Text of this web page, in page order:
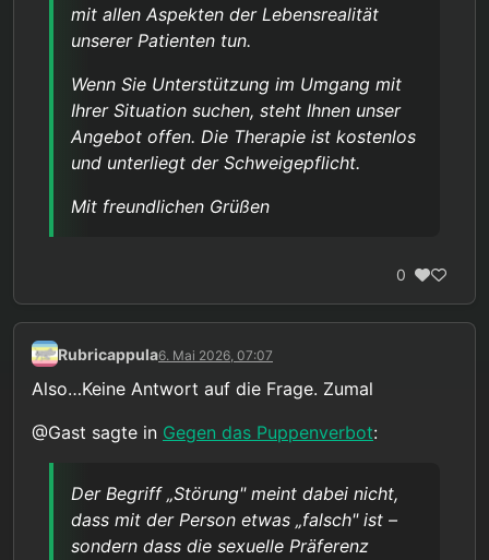
mit allen Aspekten der Lebensrealität
unserer Patienten tun.
Wenn Sie Unterstützung im Umgang mit
Ihrer Situation suchen, steht Ihnen unser
Angebot offen. Die Therapie ist kostenlos
und unterliegt der Schweigepflicht.
Mit freundlichen Grüßen
0
Rubricappula6. Mai 2026, 07:07
Also…Keine Antwort auf die Frage. Zumal
@Gast sagte in Gegen das Puppenverbot:
Der Begriff „Störung" meint dabei nicht,
dass mit der Person etwas „falsch" ist –
sondern dass die sexuelle Präferenz